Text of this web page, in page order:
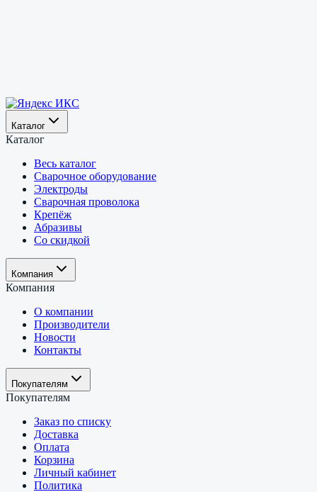
Каталог
Каталог
Весь каталог
Сварочное оборудование
Электроды
Сварочная проволока
Крепёж
Абразивы
Со скидкой
Компания
Компания
О компании
Производители
Новости
Контакты
Покупателям
Покупателям
Заказ по списку
Доставка
Оплата
Корзина
Личный кабинет
Политика